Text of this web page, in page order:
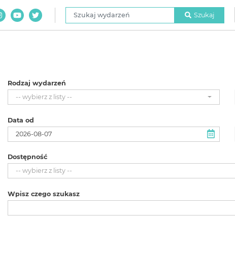
Szukaj wydarzeń
Szukaj
Rodzaj wydarzeń
-- wybierz z listy --
Data od
Dostępność
-- wybierz z listy --
Wpisz czego szukasz